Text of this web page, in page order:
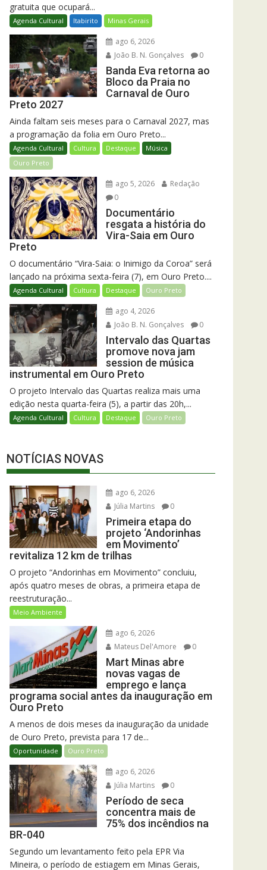
gratuita que ocupará...
Agenda Cultural Itabirito Minas Gerais
ago 6, 2026
João B. N. Gonçalves
0
Banda Eva retorna ao
Bloco da Praia no
Carnaval de Ouro
Preto 2027
Ainda faltam seis meses para o Carnaval 2027, mas
a programação da folia em Ouro Preto...
Agenda Cultural Cultura Destaque
Música
Ouro Preto
ago 5, 2026
Redação
0
Documentário
resgata a história do
Vira-Saia em Ouro
Preto
O documentário “Vira-Saia: o Inimigo da Coroa” será
lançado na próxima sexta-feira (7), em Ouro Preto....
Agenda Cultural Cultura Destaque Ouro Preto
ago 4, 2026
João B. N. Gonçalves
0
Intervalo das Quartas
promove nova jam
session de música
instrumental em Ouro Preto
O projeto Intervalo das Quartas realiza mais uma
edição nesta quarta-feira (5), a partir das 20h,...
Agenda Cultural Cultura Destaque Ouro Preto
NOTÍCIAS NOVAS
ago 6, 2026
Júlia Martins
0
Primeira etapa do
projeto ‘Andorinhas
em Movimento’
revitaliza 12 km de trilhas
O projeto “Andorinhas em Movimento” concluiu,
após quatro meses de obras, a primeira etapa de
reestruturação...
Meio Ambiente
ago 6, 2026
Mateus Del'Amore
0
Mart Minas abre
novas vagas de
emprego e lança
programa social antes da inauguração em
Ouro Preto
A menos de dois meses da inauguração da unidade
de Ouro Preto, prevista para 17 de...
Oportunidade Ouro Preto
ago 6, 2026
Júlia Martins
0
Período de seca
concentra mais de
75% dos incêndios na
BR-040
Segundo um levantamento feito pela EPR Via
Mineira, o período de estiagem em Minas Gerais,